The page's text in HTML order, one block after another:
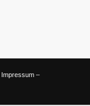
Impressum–